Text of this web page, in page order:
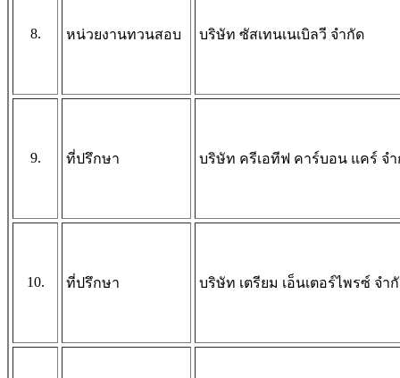
8. หน่วยงานทวนสอบ บริษัท ซัสเทนเนเบิลวี จำกัด
9. ที่ปรึกษา บริษัท ครีเอทีฟ คาร์บอน แคร์ จ
10. ที่ปรึกษา บริษัท เตรียม เอ็นเตอร์ไพรซ์ จำ